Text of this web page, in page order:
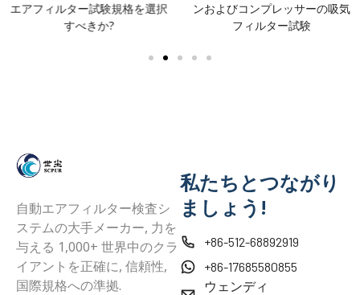
エアフィルター試験規格を選択
すべきか?
ンおよびコンプレッサーの吸気
フィルター試験
自動エアフィルター検査シ
ステムの大手メーカー, 力を
与える 1,000+ 世界中のクラ
イアントを正確に, 信頼性,
国際規格への準拠.
私たちとつながり
ましょう!
+86-512-68892919
+86-17685580855
ウェンディ